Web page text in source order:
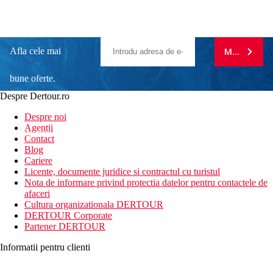
Afla cele mai
bune oferte.
newsletter!
MA
Despre Dertour.ro
Despre noi
Agentii
Contact
Blog
Cariere
Licente, documente juridice si contractul cu turistul
Nota de informare privind protectia datelor pentru contactele de
afaceri
Cultura organizationala DERTOUR
DERTOUR Corporate
Partener DERTOUR
Informatii pentru clienti